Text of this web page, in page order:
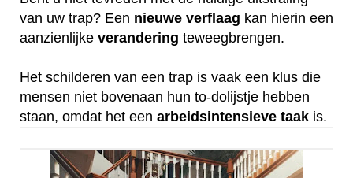
van uw trap? Een nieuwe verflaag kan hierin een
aanzienlijke verandering teweegbrengen.
Het schilderen van een trap is vaak een klus die
mensen niet bovenaan hun to-dolijstje hebben
staan, omdat het een arbeidsintensieve taak is.